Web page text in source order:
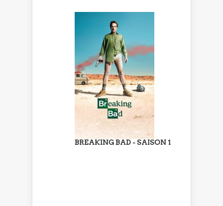
BREAKING BAD - SAISON 1